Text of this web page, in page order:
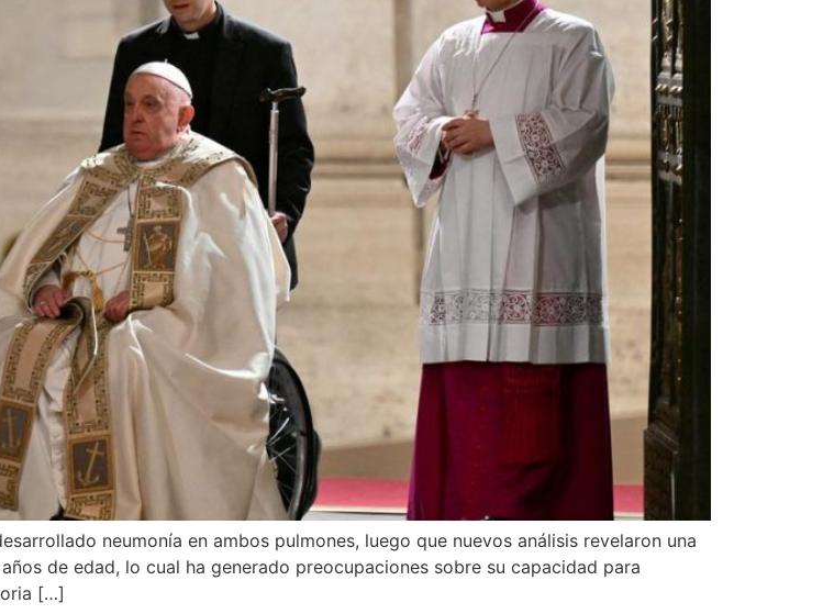
neumonía en ambos pulmones, luego que nuevos análisis revelaron una
de edad, lo cual ha generado preocupaciones sobre su capacidad para
[…]